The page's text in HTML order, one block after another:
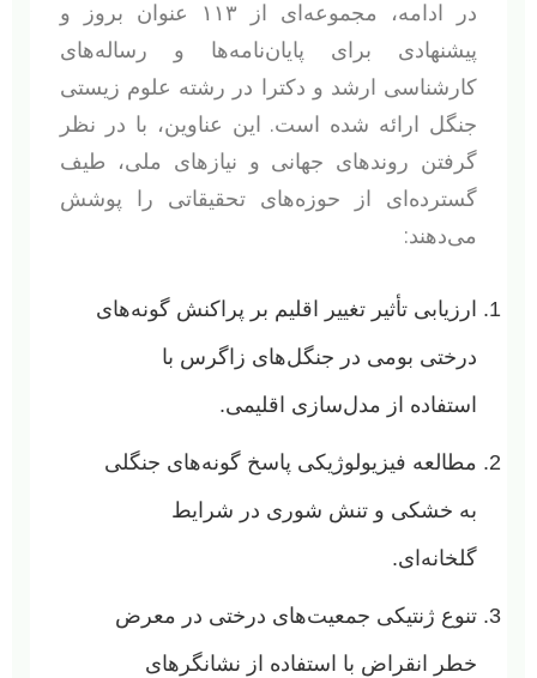
در ادامه، مجموعه‌ای از ۱۱۳ عنوان بروز و
پیشنهادی برای پایان‌نامه‌ها و رساله‌های
کارشناسی ارشد و دکترا در رشته علوم زیستی
جنگل ارائه شده است. این عناوین، با در نظر
گرفتن روندهای جهانی و نیازهای ملی، طیف
گسترده‌ای از حوزه‌های تحقیقاتی را پوشش
می‌دهند:
ارزیابی تأثیر تغییر اقلیم بر پراکنش گونه‌های
درختی بومی در جنگل‌های زاگرس با
استفاده از مدل‌سازی اقلیمی.
مطالعه فیزیولوژیکی پاسخ گونه‌های جنگلی
به خشکی و تنش شوری در شرایط
گلخانه‌ای.
تنوع ژنتیکی جمعیت‌های درختی در معرض
خطر انقراض با استفاده از نشانگرهای